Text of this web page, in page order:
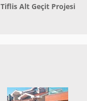
Tiflis Alt Geçit Projesi